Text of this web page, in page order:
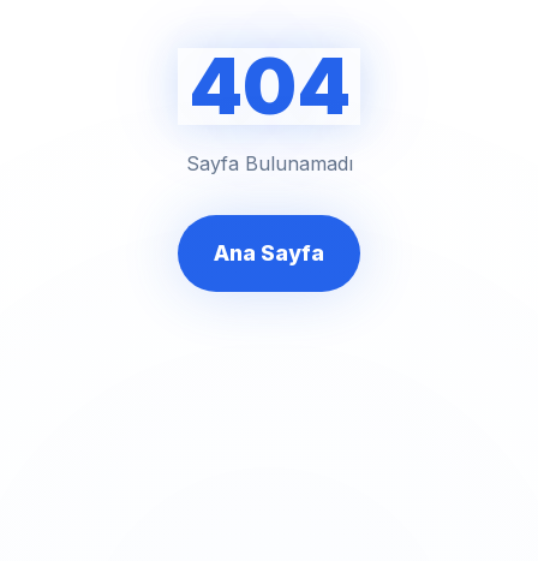
404
Sayfa Bulunamadı
Ana Sayfa